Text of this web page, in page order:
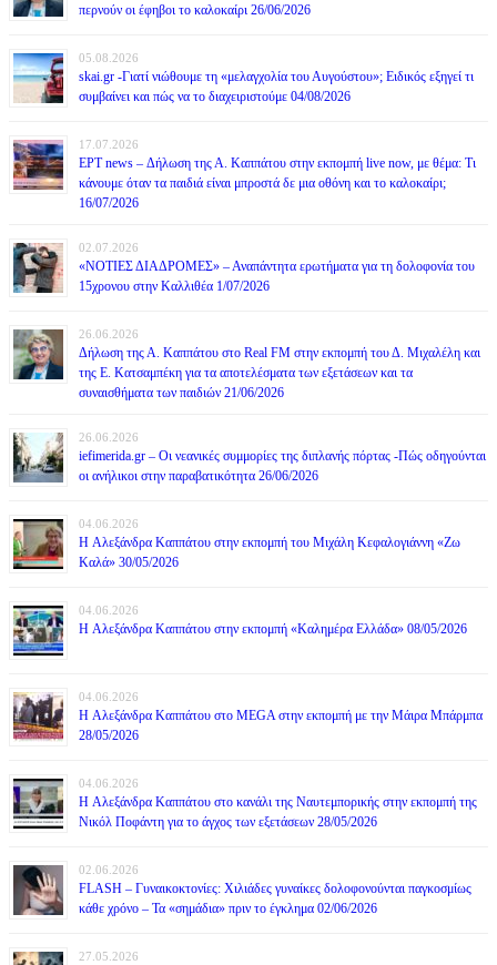
περνούν οι έφηβοι το καλοκαίρι 26/06/2026
05.08.2026
skai.gr -Γιατί νιώθουμε τη «μελαγχολία του Αυγούστου»; Ειδικός εξηγεί τι
συμβαίνει και πώς να το διαχειριστούμε 04/08/2026
17.07.2026
ΕΡΤ news – Δήλωση της Α. Καππάτου στην εκπομπή live now, με θέμα: Τι
κάνουμε όταν τα παιδιά είναι μπροστά δε μια οθόνη και το καλοκαίρι;
16/07/2026
02.07.2026
«ΝΟΤΙΕΣ ΔΙΑΔΡΟΜΕΣ» – Αναπάντητα ερωτήματα για τη δολοφονία του
15χρονου στην Καλλιθέα 1/07/2026
26.06.2026
Δήλωση της Α. Καππάτου στο Real FM στην εκπομπή του Δ. Μιχαλέλη και
της Ε. Κατσαμπέκη για τα αποτελέσματα των εξετάσεων και τα
συναισθήματα των παιδιών 21/06/2026
26.06.2026
iefimerida.gr – Οι νεανικές συμμορίες της διπλανής πόρτας -Πώς οδηγούνται
οι ανήλικοι στην παραβατικότητα 26/06/2026
04.06.2026
H Αλεξάνδρα Καππάτου στην εκπομπή του Μιχάλη Κεφαλογιάννη «Ζω
Καλά» 30/05/2026
04.06.2026
H Αλεξάνδρα Καππάτου στην εκπομπή «Καλημέρα Ελλάδα» 08/05/2026
04.06.2026
H Αλεξάνδρα Καππάτου στο MEGA στην εκπομπή με την Μάιρα Mπάρμπα
28/05/2026
04.06.2026
H Αλεξάνδρα Καππάτου στο κανάλι της Ναυτεμπορικής στην εκπομπή της
Νικόλ Ποφάντη για το άγχος των εξετάσεων 28/05/2026
02.06.2026
FLASH – Γυναικοκτονίες: Χιλιάδες γυναίκες δολοφονούνται παγκοσμίως
κάθε χρόνο – Τα «σημάδια» πριν το έγκλημα 02/06/2026
27.05.2026